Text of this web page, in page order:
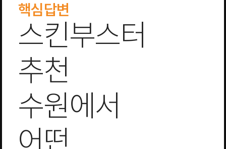
핵심답변
스킨부스터
추천
수원에서
어떤